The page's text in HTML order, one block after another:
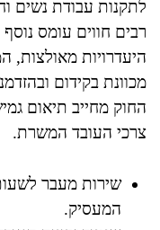
לתקנות עבודת נשים
רבים חווים עומס
היעדרויות מאולצות,
מכוונת בקידום
החוק מחייב תיאום
צרכי העובד המשרת.
שירות מעבר
המעסיק.